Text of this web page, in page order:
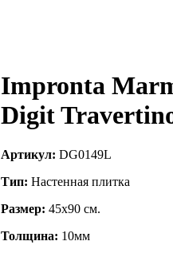
Impronta
Digit
Артикул: DG0149L
Тип: Настенная плитка
Размер: 45x90 см.
Толщина: 10мм